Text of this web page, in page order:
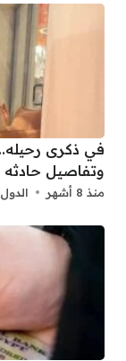
في ذكرى
وتفاصيل حادثه
منذ 8 أشهر